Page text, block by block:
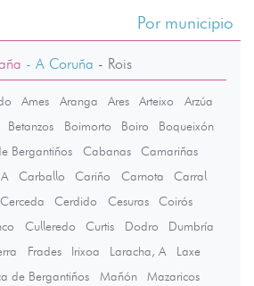
Por municipio
- A Coruña - Rois
Ames Aranga Ares Arteixo
Arzúa
Betanzos Boimorto Boiro
Boqueixón
Bergantiños Cabanas
Camariñas
Carballo Cariño Carnota
Carral
Cerceda Cerdido Cesuras
Coirós
Culleredo Curtis Dodro
Dumbría
Frades Irixoa Laracha, A
Laxe
de Bergantiños Mañón
Mazaricos